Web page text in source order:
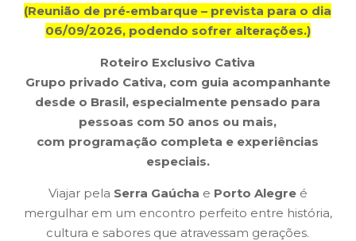
(Reunião de pré-embarque – prevista para o dia
06/09/2026, podendo sofrer alterações.)
Roteiro Exclusivo Cativa
Grupo privado Cativa, com guia acompanhante
desde o Brasil, especialmente pensado para
pessoas com 50 anos ou mais,
com programação completa e experiências
especiais.
Viajar pela Serra Gaúcha e Porto Alegre é
mergulhar em um encontro perfeito entre história,
cultura e sabores que atravessam gerações.